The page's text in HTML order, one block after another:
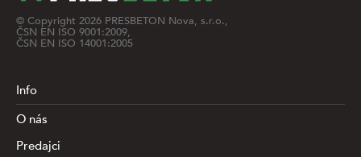
© Copyright 2026 PRESBETON Nova, s.r.o.,
ČSN EN ISO 9001:2009,
ČSN EN ISO 14001:2005
Info
O nás
Predajci